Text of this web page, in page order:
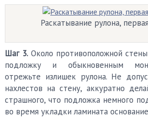
Раскатывание рулона,
Шаг 3. Около противоположной
подложку и обыкновенным
отрежьте излишек рулона. Не
нахлестов на стену, аккуратно
страшного, что подложка немного
во время укладки ламината